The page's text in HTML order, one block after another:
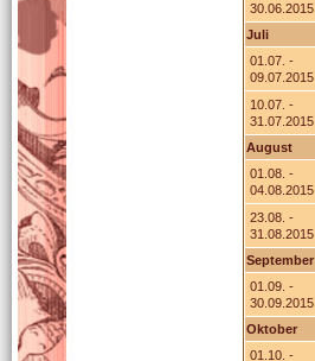
30.06.2015
Juli
01.07. -
09.07.2015
10.07. -
31.07.2015
August
01.08. -
04.08.2015
23.08. -
31.08.2015
September
01.09. -
30.09.2015
Oktober
01.10. -